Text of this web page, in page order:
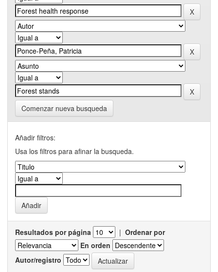
Comenzar nueva busqueda
Añadir filtros:
Usa los filtros para afinar la busqueda.
Resultados por página | Ordenar por
En orden
Autor/registro